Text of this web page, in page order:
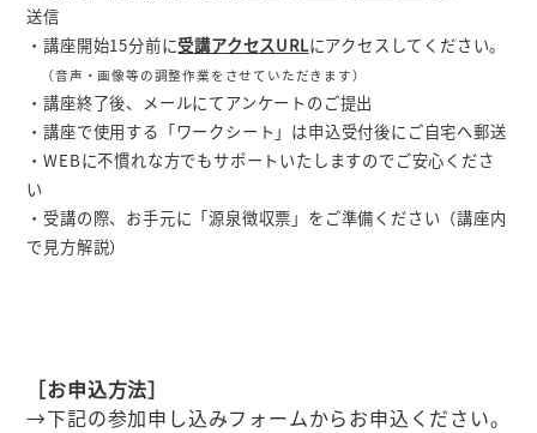
送信
・講座開始15分前に受講アクセスURLにアクセスしてください。
（音声・画像等の調整作業をさせていただきます）
・講座終了後、メールにてアンケートのご提出
・講座で使用する「ワークシート」は申込受付後にご自宅へ郵送
・WEBに不慣れな方でもサポートいたしますのでご安心くださ
い
・受講の際、お手元に「源泉徴収票」をご準備ください（講座内
で見方解説）
［お申込方法］
→下記の参加申し込みフォームからお申込ください。